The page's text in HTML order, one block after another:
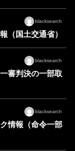
blacksearch
（国土交通省）
blacksearch
審判決の一部取
blacksearch
情報（命令一部